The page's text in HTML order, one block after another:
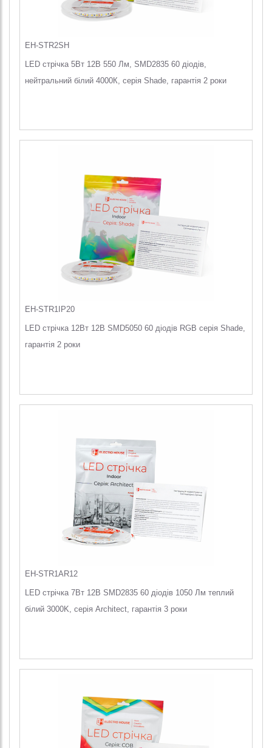
EH-STR2SH
LED стрічка 5Вт 12В 550 Лм, SMD2835 60 діодів,
нейтральний білий 4000К, серія Shade, гарантія 2 роки
EH-STR1IP20
LED стрічка 12Вт 12В SMD5050 60 діодів RGB серія Shade,
гарантія 2 роки
EH-STR1AR12
LED стрічка 7Вт 12В SMD2835 60 діодів 1050 Лм теплий
білий 3000K, серія Architect, гарантія 3 роки